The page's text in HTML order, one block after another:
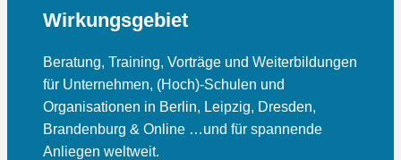
Wirkungsgebiet
Beratung, Training, Vorträge und Weiterbildungen
für Unternehmen, (Hoch)-Schulen und
Organisationen in Berlin, Leipzig, Dresden,
Brandenburg & Online …und für spannende
Anliegen weltweit.